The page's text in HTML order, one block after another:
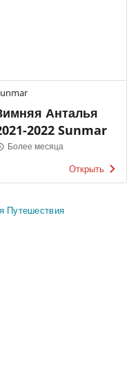
Анталья
2022 Sunmar
Более месяца
Открыть
Путешествия